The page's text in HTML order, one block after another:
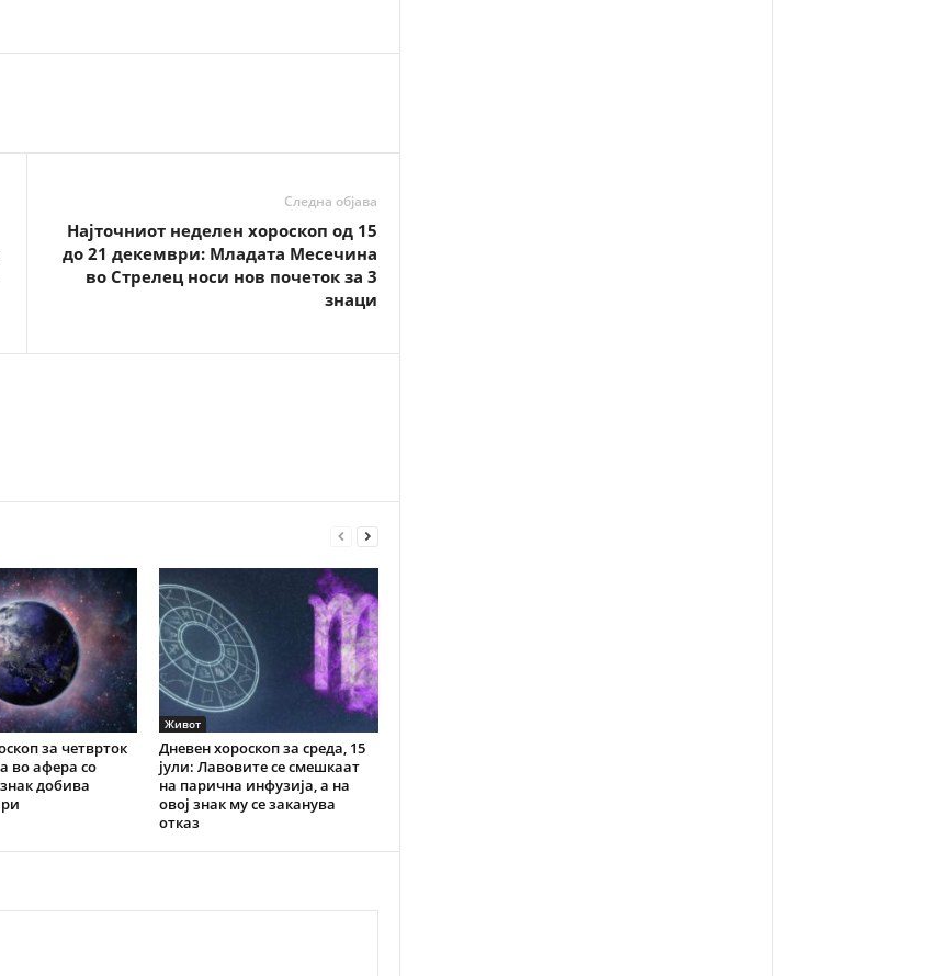
Следна објава
Најточниот неделен хороскоп од 15
до 21 декември: Младата Месечина
во Стрелец носи нов почеток за 3
знаци
за четврток
во афера со
добива
Живот
Дневен хороскоп за среда, 15
јули: Лавовите се смешкаат
на парична инфузија, а на
овој знак му се заканува
отказ